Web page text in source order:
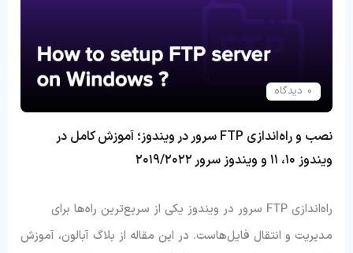
0 دیدگاه
نصب و راه‌اندازی FTP سرور در ویندوز؛ آموزش کامل در
ویندوز ۱۰، ۱۱ و ویندوز سرور ۲۰۱۹/۲۰۲۲
راه‌اندازی FTP سرور در ویندوز یکی از سریع‌ترین راه‌ها برای
مدیریت و انتقال فایل‌هاست. در این مقاله از بلاگ آبالون، آموزش